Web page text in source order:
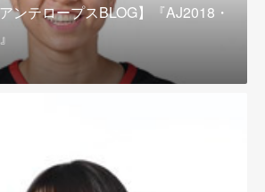
ンテロープスBLOG】『AJ2018・